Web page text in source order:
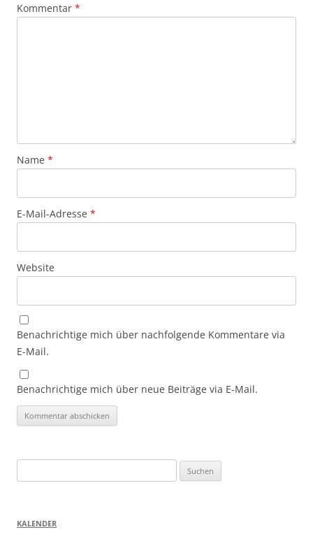
Kommentar *
Name *
E-Mail-Adresse *
Website
Benachrichtige mich über nachfolgende Kommentare via
E-Mail.
Benachrichtige mich über neue Beiträge via E-Mail.
nach:
KALENDER